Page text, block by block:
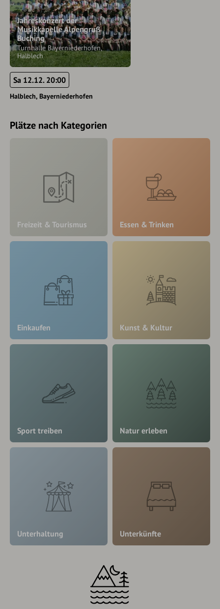
Jahreskonzert der
Musikkapelle Alpengruß
Buching
Turnhalle Bayerniederhofen,
Halblech
Sa 12.12. 20:00
Halblech Bayerniederhofen
Plätze nach Kategorien
Freizeit & Tourismus Essen & Trinken
Einkaufen Kunst & Kultur
Sport treiben Natur erleben
Unterhaltung Unterkünfte